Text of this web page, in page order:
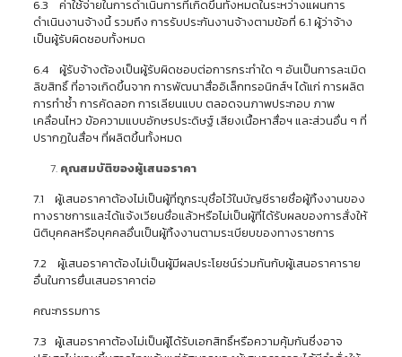
6.3 ค่าใช้จ่ายในการดำเนินการที่เกิดขึ้นทั้งหมดในระหว่างแผนการ
ดำเนินงานจ้างนี้ รวมถึง การรับประกันงานจ้างตามข้อที่ 6.1 ผู้ว่าจ้าง
เป็นผู้รับผิดชอบทั้งหมด
6.4 ผู้รับจ้างต้องเป็นผู้รับผิดชอบต่อการกระทำใด ๆ อันเป็นการละเมิด
ลิขสิทธิ์ ที่อาจเกิดขึ้นจาก การพัฒนาสื่ออิเล็กทรอนิกส์ฯ ได้แก่ การผลิต
การทำซ้ำ การคัดลอก การเลียนแบบ ตลอดจนภาพประกอบ ภาพ
เคลื่อนไหว ข้อความแบบอักษรประดิษฐ์ เสียงเนื้อหาสื่อฯ และส่วนอื่น ๆ ที่
ปรากฏในสื่อฯ ที่ผลิตขึ้นทั้งหมด
คุณสมบัติของผู้เสนอราคา
7.1 ผู้เสนอราคาต้องไม่เป็นผู้ที่ถูกระบุชื่อไว้ในบัญชีรายชื่อผู้ทิ้งงานของ
ทางราชการและได้แจ้งเวียนชื่อแล้วหรือไม่เป็นผู้ที่ได้รับผลของการสั่งให้
นิติบุคคลหรือบุคคลอื่นเป็นผู้ทิ้งงานตามระเบียบของทางราชการ
7.2 ผู้เสนอราคาต้องไม่เป็นผู้มีผลประโยชน์ร่วมกันกับผู้เสนอราคาราย
อื่นในการยื่นเสนอราคาต่อ
คณะกรรมการ
7.3 ผู้เสนอราคาต้องไม่เป็นผู้ได้รับเอกสิทธิ์หรือความคุ้มกันซึ่งอาจ